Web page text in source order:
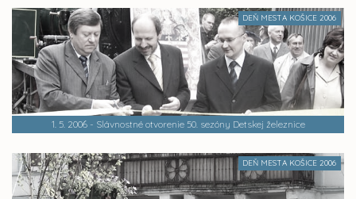
DEŇ MESTA KOŠICE 2006
1. 5. 2006 - Slávnostné otvorenie 50. sezóny Detskej železnice
DEŇ MESTA KOŠICE 2006